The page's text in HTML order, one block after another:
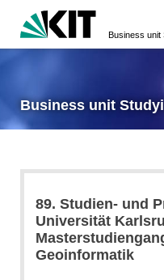
Business unit
89. Studien- und
Universität
Geoinformatik